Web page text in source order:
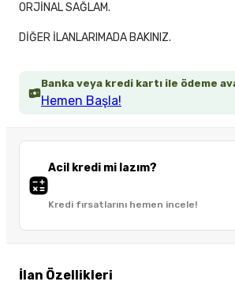
Banka veya kredi kartı ile ödeme
Hemen Başla!
Acil kredi mi lazım?
Kredi fırsatlarını hemen incele!
İlan Özellikleri
ORJİNAL SAĞLAM.
DİĞER İLANLARIMADA BAKINIZ.